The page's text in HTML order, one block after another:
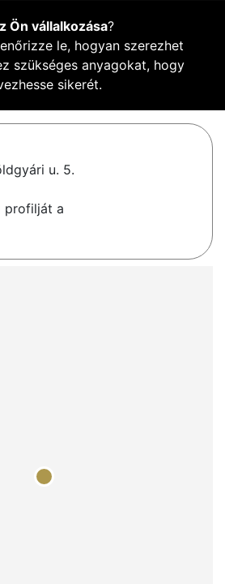
Ön vállalkozása?
le, hogyan szerezhet
szükséges anyagokat, hogy
sikerét.
u. 5.
profilját a